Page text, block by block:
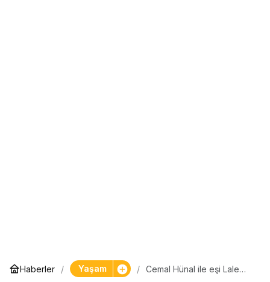
Haberler Yaşam
Cemal Hünal ile eşi Lale